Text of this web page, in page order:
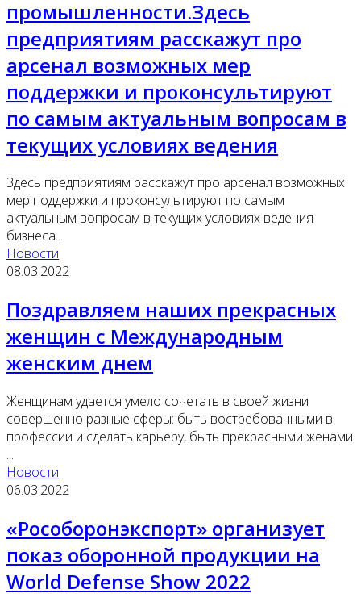
промышленности.Здесь
предприятиям расскажут про
арсенал возможных мер
поддержки и проконсультируют
по самым актуальным вопросам в
текущих условиях ведения
Здесь предприятиям расскажут про арсенал возможных
мер поддержки и проконсультируют по самым
актуальным вопросам в текущих условиях ведения
бизнеса...
Новости
08.03.2022
Поздравляем наших прекрасных
женщин с Международным
женским днем
Женщинам удается умело сочетать в своей жизни
совершенно разные сферы: быть востребованными в
профессии и сделать карьеру, быть прекрасными женами
...
Новости
06.03.2022
«Рособоронэкспорт» организует
показ оборонной продукции на
World Defense Show 2022